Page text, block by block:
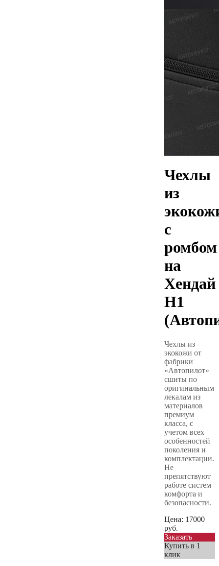
Чехлы
из
с
ромбом
на
Хендай
Н1
Чехлы из
экокожи от
фабрики
«Автопилот»
сшиты по
оригинальным
лекалам из
материалов
премиум
класса, с
учетом всех
особенностей
поколения и
комплектации.
Не
препятствуют
работе систем
комфорта и
безопасности.
Цена: 17000
руб.
Заказать
Купить в 1
клик